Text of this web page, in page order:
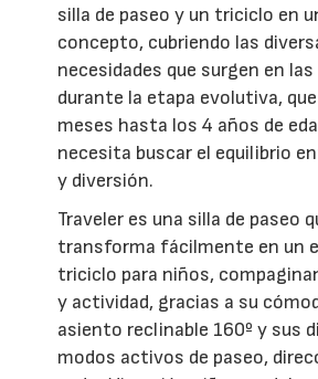
silla de paseo y un triciclo en
concepto, cubriendo las
necesidades que surgen en
durante la etapa evolutiva,
meses hasta los 4 años de
necesita buscar el equilibrio
y diversión.
Traveler es una silla de paseo
transforma fácilmente en un
triciclo para niños,
y actividad, gracias a su
asiento reclinable 160º y sus
modos activos de paseo,